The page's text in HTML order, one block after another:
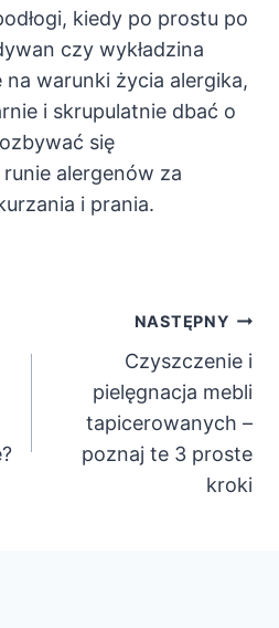
kiedy po prostu po
czy wykładzina
na warunki życia alergika,
i skrupulatnie dbać o
się
alergenów za
i prania.
NASTĘPNY
Czyszczenie i
pielęgnacja mebli
tapicerowanych –
poznaj te 3 proste
kroki